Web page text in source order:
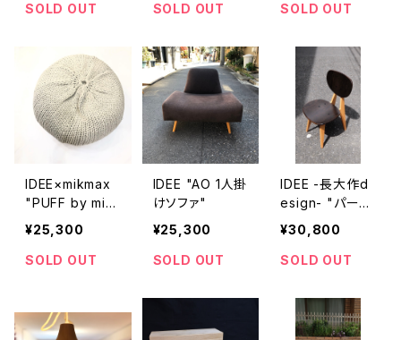
SOLD OUT
SOLD OUT
SOLD OUT
IDEE×mikmax
"PUFF by mik
max"
¥25,300
SOLD OUT
IDEE "AO 1人掛
けソファ"
¥25,300
SOLD OUT
IDEE -長大作d
esign- "パーシ
モンチェア"
¥30,800
SOLD OUT